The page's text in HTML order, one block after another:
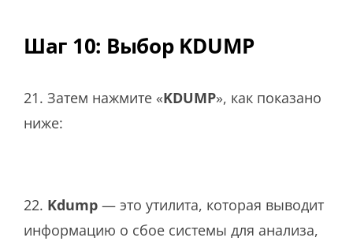
Шаг 10: Выбор KDUMP
21. Затем нажмите «KDUMP», как показано
ниже:
22. Kdump — это утилита, которая выводит
информацию о сбое системы для анализа,